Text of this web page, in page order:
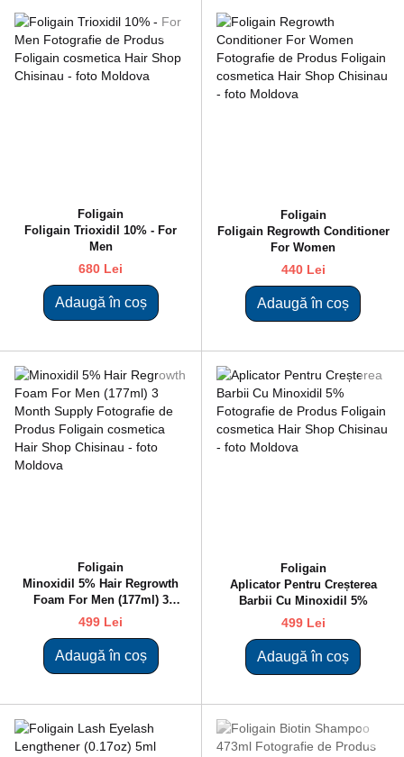
Foligain
Foligain Trioxidil 10% - For
Men
680 Lei
Adaugă în coș
Foligain
Fоligain Regrowth Conditioner
For Women
440 Lei
Adaugă în coș
Foligain
Minoxidil 5% Hair Regrowth
Foam For Men (177ml) 3
Month Supply
499 Lei
Adaugă în coș
Foligain
Aplicator Pentru Creșterea
Barbii Cu Minoxidil 5%
499 Lei
Adaugă în coș